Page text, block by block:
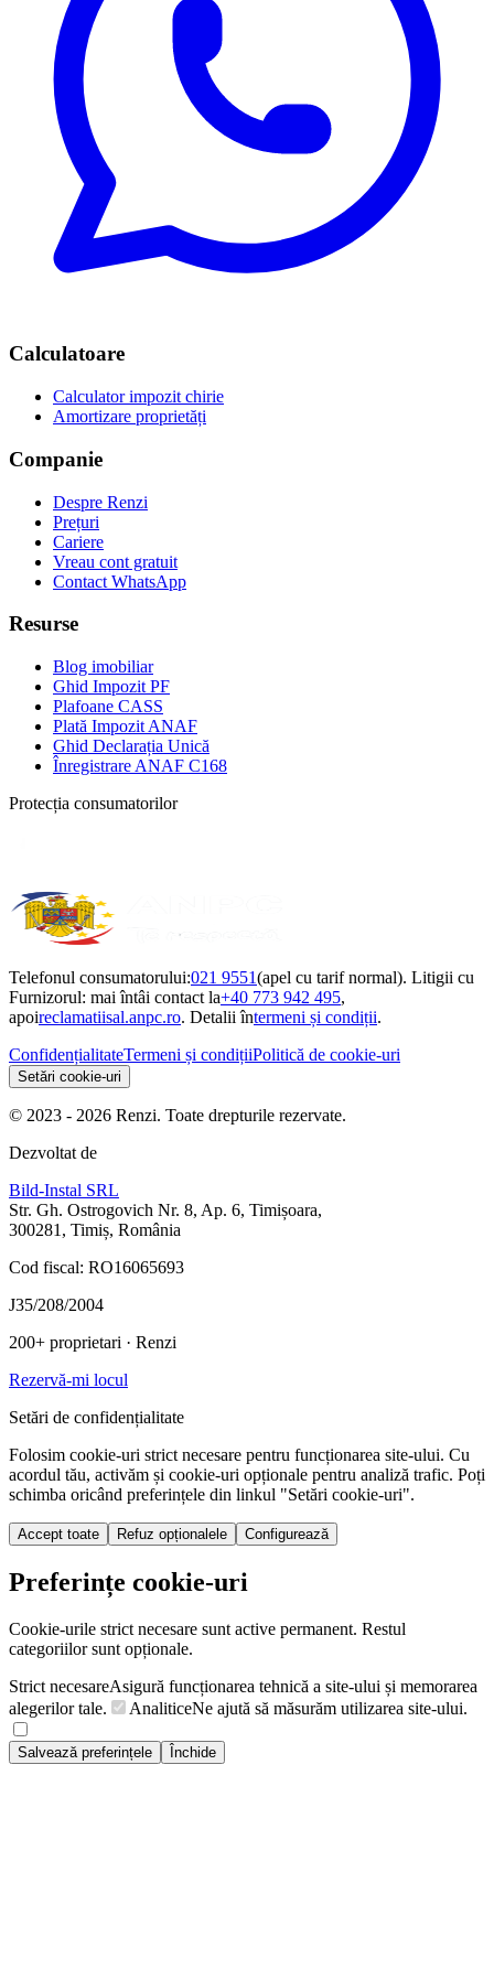
Calculatoare
Calculator impozit chirie
Amortizare proprietăți
Companie
Despre Renzi
Prețuri
Cariere
Vreau cont gratuit
Contact WhatsApp
Resurse
Blog imobiliar
Ghid Impozit PF
Plafoane CASS
Plată Impozit ANAF
Ghid Declarația Unică
Înregistrare ANAF C168
Protecția consumatorilor
Telefonul consumatorului:021 9551(apel cu tarif normal). Litigii cu
Furnizorul: mai întâi contact la+40 773 942 495,
apoireclamatiisal.anpc.ro. Detalii întermeni și condiții.
ConfidențialitateTermeni și condițiiPolitică de cookie-uri
Setări cookie-uri
© 2023 - 2026 Renzi. Toate drepturile rezervate.
Dezvoltat de
Bild-Instal SRL
Str. Gh. Ostrogovich Nr. 8, Ap. 6, Timișoara,
300281, Timiș, România
Cod fiscal: RO16065693
J35/208/2004
200+ proprietari · Renzi
Rezervă-mi locul
Setări de confidențialitate
Folosim cookie-uri strict necesare pentru funcționarea site-ului. Cu
acordul tău, activăm și cookie-uri opționale pentru analiză trafic. Poți
schimba oricând preferințele din linkul "Setări cookie-uri".
Accept toate Refuz opționalele Configurează
Preferințe cookie-uri
Cookie-urile strict necesare sunt active permanent. Restul
categoriilor sunt opționale.
Strict necesareAsigură funcționarea tehnică a site-ului și memorarea
alegerilor tale.
AnaliticeNe ajută să măsurăm utilizarea site-ului.
Salvează preferințele Închide